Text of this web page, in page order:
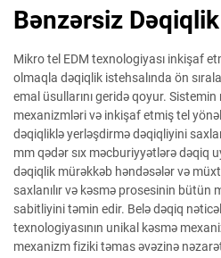
Bənzərsiz
Mikro tel EDM texnologiyası inkişaf
olmaqla dəqiqlik istehsalında ön
emal üsullarını geridə qoyur.
mexanizmləri və inkişaf etmiş tel
dəqiqliklə yerləşdirmə dəqiqliyini
mm qədər sıx məcburiyyətlərə dəqiq
dəqiqlik mürəkkəb həndəsələr və
saxlanılır və kəsmə prosesinin bütün
sabitliyini təmin edir. Belə dəqiq
texnologiyasının unikal kəsmə
mexanizm fiziki təmas əvəzinə